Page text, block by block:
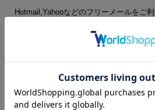
Hotmail,Yahooなどのフリーメールをご